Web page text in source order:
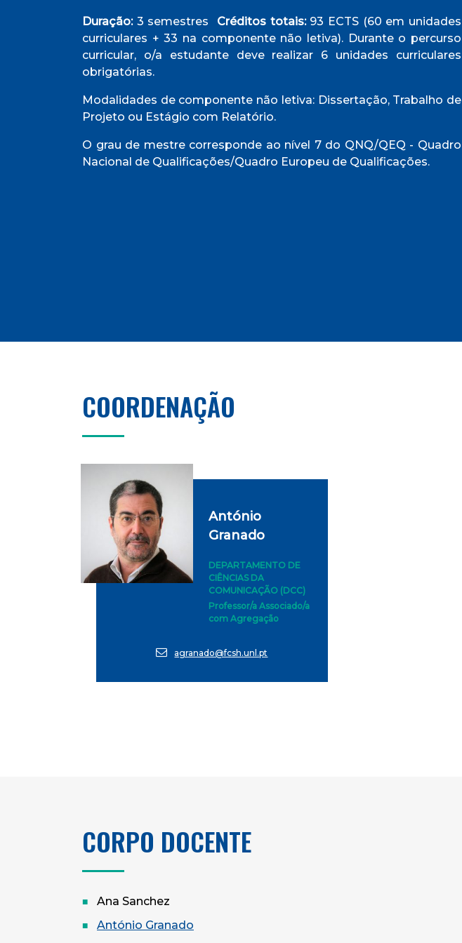
Duração:3 semestres Créditos totais:93 ECTS (60 em unidades
curriculares + 33 na componente não letiva). Durante o percurso
curricular, o/a estudante deve realizar 6 unidades curriculares
obrigatórias.
Modalidades de componente não letiva: Dissertação, Trabalho de
Projeto ou Estágio com Relatório.
O grau de mestre corresponde ao nível 7 do QNQ/QEQ - Quadro
Nacional de Qualificações/Quadro Europeu de Qualificações.
COORDENAÇÃO
António
Granado
DEPARTAMENTO DE
CIÊNCIAS DA
COMUNICAÇÃO (DCC)
Professor/a Associado/a
com Agregação
agranado@fcsh.unl.pt
CORPO DOCENTE
Ana Sanchez
António Granado